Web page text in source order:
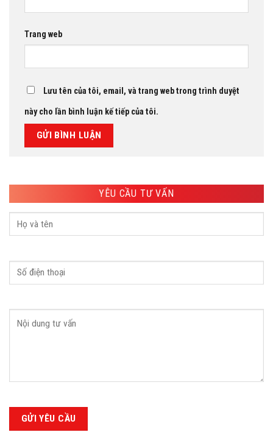
Trang web
Lưu tên của tôi, email, và trang web trong trình duyệt
này cho lần bình luận kế tiếp của tôi.
YÊU CẦU TƯ VẤN